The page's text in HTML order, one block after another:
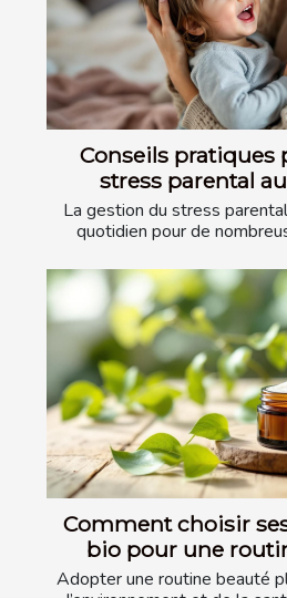
Conseils pratiques
stress parental
La gestion du stress
quotidien pour de
Comment choisir
bio pour une
Adopter une routine beauté